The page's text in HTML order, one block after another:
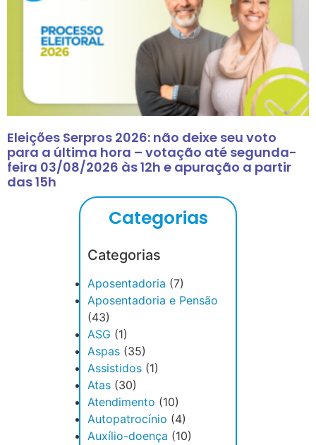
Eleições Serpros 2026: não deixe seu voto
para a última hora – votação até segunda-
feira 03/08/2026 às 12h e apuração a partir
das 15h
Categorias
Categorias
Aposentadoria (7)
Aposentadoria e Pensão
(43)
ASG (1)
Aspas (35)
Assistidos (1)
Atas (30)
Atendimento (10)
Autopatrocínio (4)
Auxílio-doença (10)